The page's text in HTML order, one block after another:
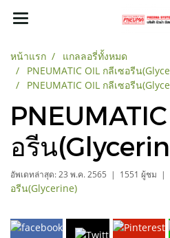
หน้าแรก
แกลลอรี่ทั้งหมด
PNEUMATIC OIL กลีเซอรีน
PNEUMATIC OIL กลีเซอรีน
อรีน
อัพเดทล่าสุด: 23 พ.ค. 2565 | 1551 ผู้ชม |
อรีน(Glycerine)